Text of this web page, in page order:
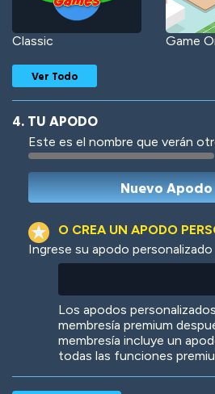
Classic Game
Woof Jungle
Ver Todo
4. TU APODO
Este es el nombre que verán
O CREA UN APODO
Ingrese su apodo personalizado
Los apodos
membresía premium
membresía incluye un
todas las funciones